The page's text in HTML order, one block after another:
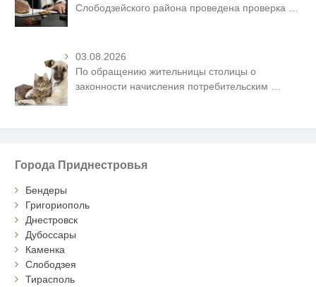
Слободзейского района проведена проверка
03.08.2026
По обращению жительницы столицы о
законности начисления потребительским …
Города Приднестровья
Бендеры
Григориополь
Днестровск
Дубоссары
Каменка
Слободзея
Тирасполь